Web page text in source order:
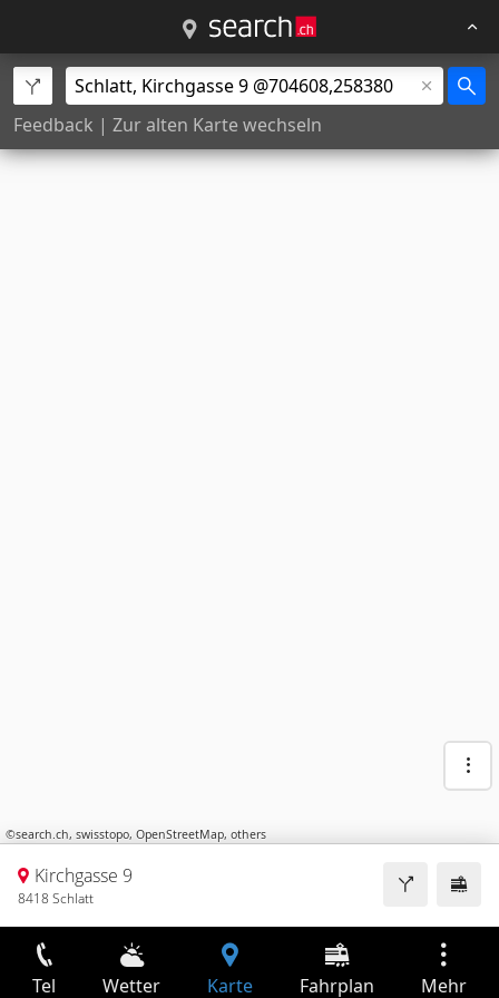
Feedback | Zur alten Karte wechseln
©search.ch, swisstopo, OpenStreetMap, others
Kirchgasse 9
8418 Schlatt
Tel Wetter Karte Fahrplan Mehr